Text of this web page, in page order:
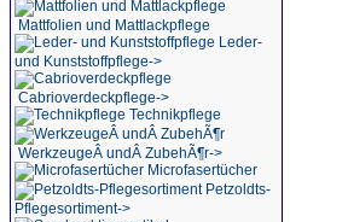
Mattfolien und Mattlackpflege
Leder-
und Kunststoffpflege->
Cabrioverdeckpflege->
Technikpflege
WerkzeugeÂ undÂ ZubehÃ¶r->
Microfasertücher
Petzoldts-
Pflegesortiment->